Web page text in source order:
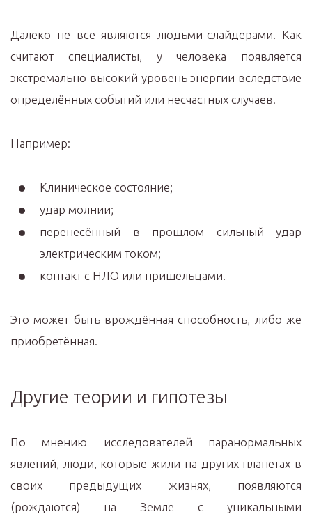
Далеко не все являются людьми-слайдерами. Как
считают специалисты, у человека появляется
экстремально высокий уровень энергии вследствие
определённых событий или несчастных случаев.
Например:
Клиническое состояние;
удар молнии;
перенесённый в прошлом сильный удар
электрическим током;
контакт с НЛО или пришельцами.
Это может быть врождённая способность, либо же
приобретённая.
Другие теории и гипотезы
По мнению исследователей паранормальных
явлений, люди, которые жили на других планетах в
своих предыдущих жизнях, появляются
(рождаются) на Земле с уникальными